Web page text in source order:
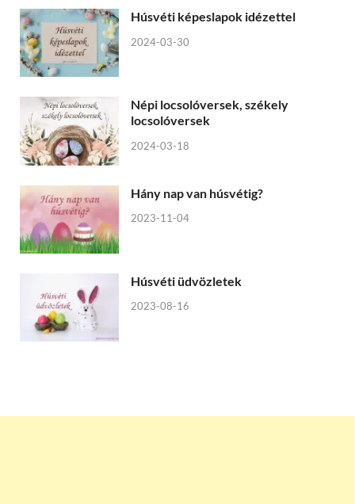
Húsvéti képeslapok idézettel
2024-03-30
Népi locsolóversek, székely
locsolóversek
2024-03-18
Hány nap van húsvétig?
2023-11-04
Húsvéti üdvözletek
2023-08-16